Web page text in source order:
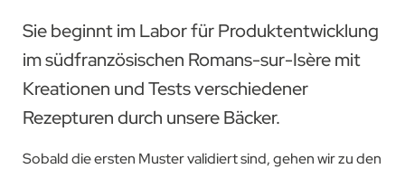
Sie beginnt im Labor für Produktentwicklung
im südfranzösischen Romans-sur-Isère mit
Kreationen und Tests verschiedener
Rezepturen durch unsere Bäcker.
Sobald die ersten Muster validiert sind, gehen wir zu den